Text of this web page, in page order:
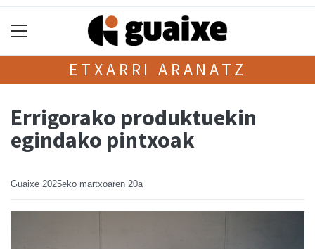
ETXARRI ARANATZ
Errigorako produktuekin
egindako pintxoak
Guaixe 2025eko martxoaren 20a